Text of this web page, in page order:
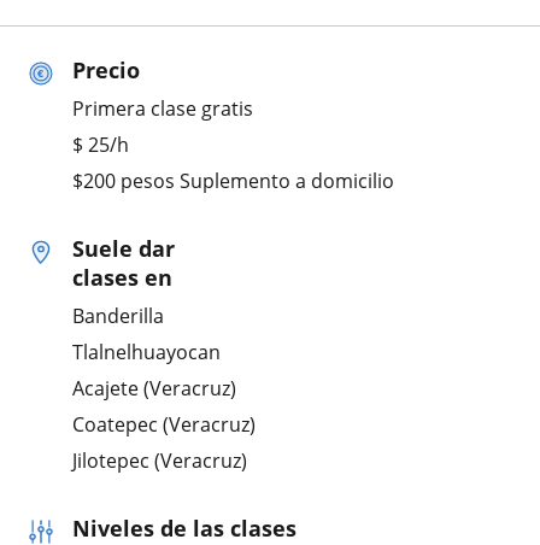
Precio
Primera clase gratis
$ 25/h
$200 pesos Suplemento a domicilio
Suele dar
clases en
Banderilla
Tlalnelhuayocan
Acajete (Veracruz)
Coatepec (Veracruz)
Jilotepec (Veracruz)
Niveles de las clases